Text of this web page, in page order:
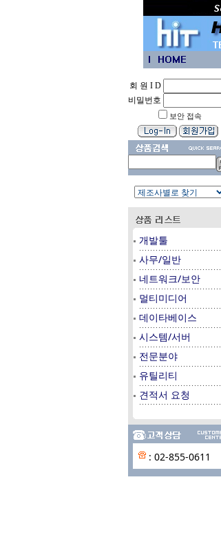
회 원 I D
비밀번호
보안 접속
개발툴
사무/일반
네트워크/보안
멀티미디어
데이타베이스
시스템/서버
전문분야
유틸리티
견적서 요청
: 02-855-0611